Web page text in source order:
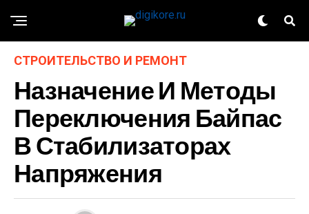
СТРОИТЕЛЬСТВО И РЕМОНТ
Назначение И Методы
Переключения Байпас
В Стабилизаторах
Напряжения